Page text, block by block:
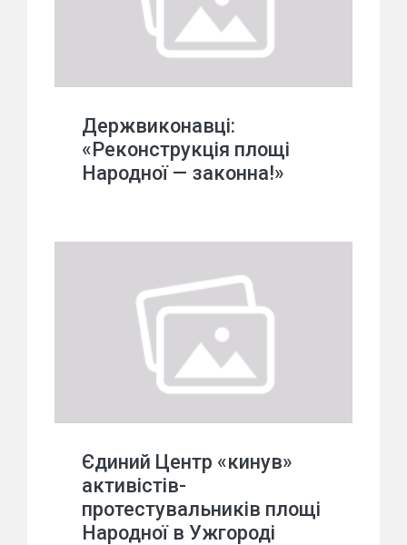
Держвиконавці:
«Реконструкція площі
Народної — законна!»
Єдиний Центр «кинув»
активістів-
протестувальників площі
Народної в Ужгороді